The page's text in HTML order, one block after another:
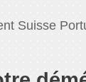
Suisse